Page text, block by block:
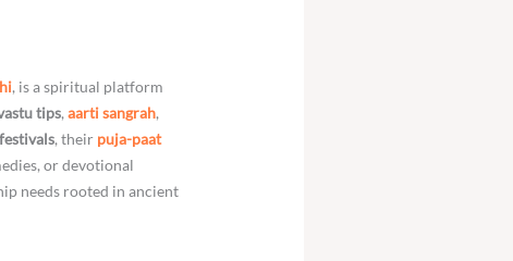
, is a spiritual platform
tips,aarti sangrah,
, their puja-paat
or devotional
needs rooted in ancient